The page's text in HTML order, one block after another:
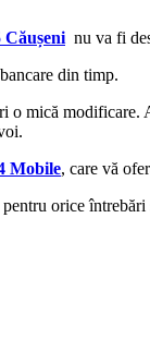
Căușeni nu va fi
din timp.
mică
Mobile, care vă
orice întrebări